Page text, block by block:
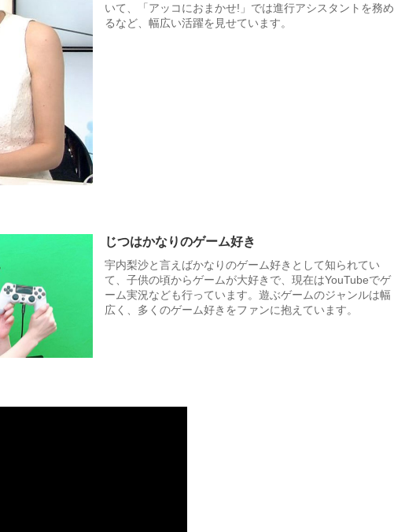
いて、「アッコにおまかせ!」では進行アシスタントを務め
るなど、幅広い活躍を見せています。
じつはかなりのゲーム好き
宇内梨沙と言えばかなりのゲーム好きとして知られてい
て、子供の頃からゲームが大好きで、現在はYouTubeでゲ
ーム実況なども行っています。遊ぶゲームのジャンルは幅
広く、多くのゲーム好きをファンに抱えています。